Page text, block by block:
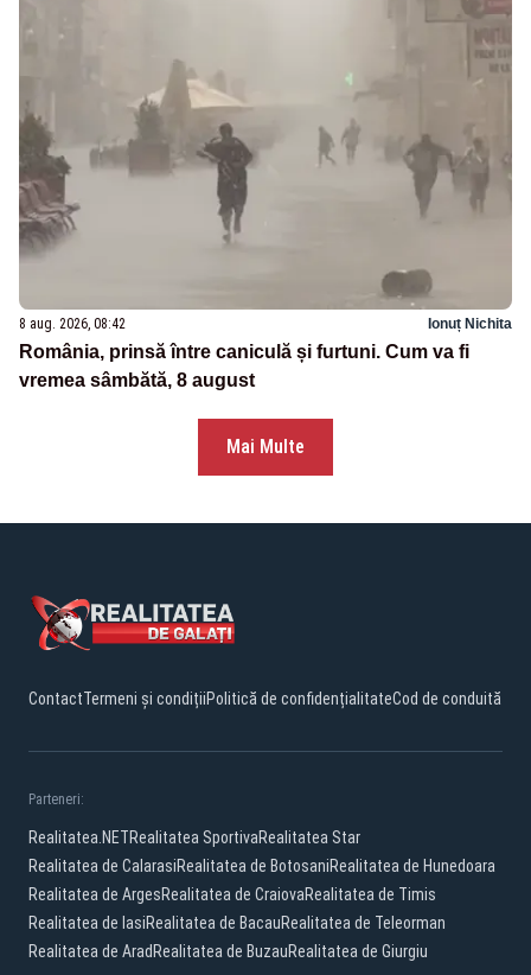
8 aug. 2026, 08:42 Ionuț Nichita
România, prinsă între caniculă și furtuni. Cum va fi
vremea sâmbătă, 8 august
Mai Multe
ContactTermeni și condițiiPolitică de confidențialitateCod de conduită
Parteneri:
Realitatea.NETRealitatea SportivaRealitatea Star
Realitatea de CalarasiRealitatea de BotosaniRealitatea de Hunedoara
Realitatea de ArgesRealitatea de CraiovaRealitatea de Timis
Realitatea de IasiRealitatea de BacauRealitatea de Teleorman
Realitatea de Arad Realitatea de BuzauRealitatea de Giurgiu